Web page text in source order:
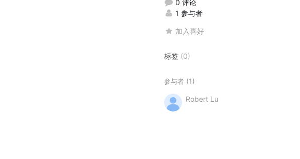
0 评论
1 参与者
加入喜好
标签 (0)
参与者 (1)
Robert Lu